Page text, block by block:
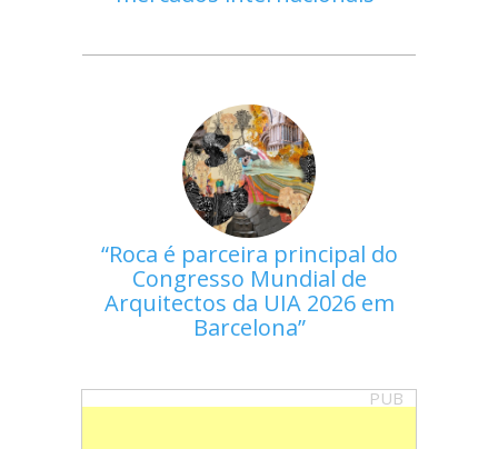
Roca é parceira principal do
Congresso Mundial de
Arquitectos da UIA 2026 em
Barcelona
PUB